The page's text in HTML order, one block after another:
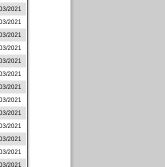
2021
2021
2021
2021
2021
2021
2021
2021
2021
2021
2021
2021
2021